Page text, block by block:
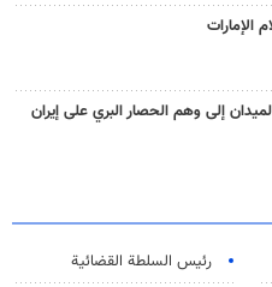
الإمارات
إلى وهم الحصار البري على إيران
رئیس السلطة القضائیة